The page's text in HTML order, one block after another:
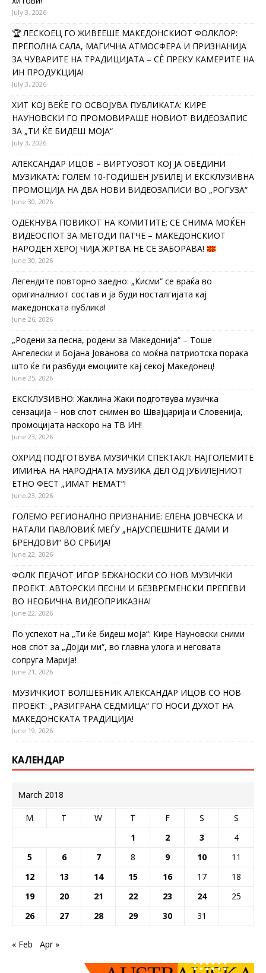
July 3, 2026
🏆 ЛЕСКОЕЦ ГО ЖИВЕЕШЕ МАКЕДОНСКИОТ ФОЛКЛОР:
ПРЕПОЛНА САЛА, МАГИЧНА АТМОСФЕРА И ПРИЗНАНИЈА
ЗА ЧУВАРИТЕ НА ТРАДИЦИЈАТА – СÈ ПРЕКУ КАМЕРИТЕ НА
ИН ПРОДУКЦИЈА!
July 3, 2026
ХИТ КОЈ ВЕЌЕ ГО ОСВОЈУВА ПУБЛИКАТА: КИРЕ
НАУНОВСКИ ГО ПРОМОВИРАШЕ НОВИОТ ВИДЕОЗАПИС
ЗА „ТИ ЌЕ БИДЕШ МОЈА“
July 3, 2026
АЛЕКСАНДАР ИЦОВ – ВИРТУОЗОТ КОЈ ЈА ОБЕДИНИ
МУЗИКАТА: ГОЛЕМ 10-ГОДИШЕН ЈУБИЛЕЈ И ЕКСКЛУЗИВНА
ПРОМОЦИЈА НА ДВА НОВИ ВИДЕОЗАПИСИ ВО „РОГУЗА“
June 30, 2026
ОДЕКНУВА ПОВИКОТ НА КОМИТИТЕ: СЕ СНИМА МОЌЕН
ВИДЕОСПОТ ЗА МЕТОДИ ПАТЧЕ – МАКЕДОНСКИОТ
НАРОДЕН ХЕРОЈ ЧИЈА ЖРТВА НЕ СЕ ЗАБОРАВА!
June 30, 2026
Легендите повторно заедно: „Кисми“ се враќа во
оригиналниот состав и ја буди носталгијата кај
македонската публика!
June 26, 2026
„Родени за песна, родени за Македонија“ – Тоше
Ангелески и Бојана Јованова со моќна патриотска порака
што ќе ги разбуди емоциите кај секој Македонец!
June 25, 2026
ЕКСКЛУЗИВНО: Жаклина Жаки подготвува музичка
сензација – нов спот снимен во Швајцарија и Словенија,
промоцијата наскоро на ТВ ИН!
June 23, 2026
ОХРИД ПОДГОТВУВА МУЗИЧКИ СПЕКТАКЛ: НАЈГОЛЕМИТЕ
ИМИЊА НА НАРОДНАТА МУЗИКА ДЕЛ ОД ЈУБИЛЕЈНИОТ
ЕТНО ФЕСТ „ИМАТ НЕМАТ“!
June 23, 2026
ГОЛЕМО РЕГИОНАЛНО ПРИЗНАНИЕ: ЕЛЕНА ЈОВЧЕСКА И
НАТАЛИ ПАВЛОВИЌ МЕЃУ „НАЈУСПЕШНИТЕ ДАМИ И
БРЕНДОВИ“ ВО СРБИЈА!
June 22, 2026
ФОЛК ПЕЈАЧОТ ИГОР БЕЖАНОСКИ СО НОВ МУЗИЧКИ
ПРОЕКТ: АВТОРСКИ ПЕСНИ И БЕЗВРЕМЕНСКИ ПРЕПЕВИ
ВО НЕОБИЧНА ВИДЕОПРИКАЗНА!
June 22, 2026
По успехот на „Ти ќе бидеш моја“: Кире Науновски сними
нов спот за „Дојди ми“, во главна улога и неговата
сопруга Марија!
June 21, 2026
МУЗИЧКИОТ ВОЛШЕБНИК АЛЕКСАНДАР ИЦОВ СО НОВ
ПРОЕКТ: „РАЗИГРАНА СЕДМИЦА“ ГО НОСИ ДУХОТ НА
МАКЕДОНСКАТА ТРАДИЦИЈА!
June 19, 2026
КАЛЕНДАР
March 2018
M T W T F S
S
1
2 3
4
5
6 7 8 9 10
11
12
13 14 15 16 17
18
19
20 21 22 23 24
25
26
27 28 29 30 31
« Feb Apr »